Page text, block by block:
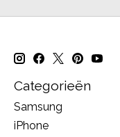
Categorieën
Samsung
iPhone